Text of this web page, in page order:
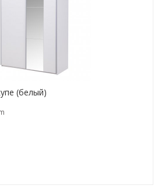
(белый)